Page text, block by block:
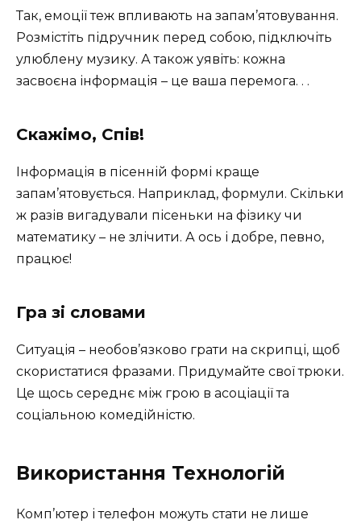
Так, емоції теж впливають на запам’ятовування.
Розмістіть підручник перед собою, підключіть
улюблену музику. А також уявіть: кожна
засвоєна інформація – це ваша перемога. . .
Скажімо, Спів!
Інформація в пісенній формі краще
запам’ятовується. Наприклад, формули. Скільки
ж разів вигадували пісеньки на фізику чи
математику – не злічити. А ось і добре, певно,
працює!
Гра зі словами
Ситуація – необов’язково грати на скрипці, щоб
скористатися фразами. Придумайте свої трюки.
Це щось середнє між грою в асоціації та
соціальною комедійністю.
Використання Технологій
Комп’ютер і телефон можуть стати не лише